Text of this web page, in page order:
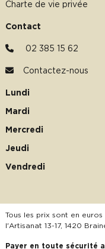
Charte de vie privée
Contact
02 385 15 62
Contactez-nous
Lundi
Mardi
Mercredi
Jeudi
Vendredi
Tous les prix sont en
l'Artisanat 13-17, 1420
Payer en toute sécurité